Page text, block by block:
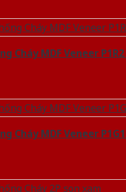
Cháy MDF Veneer
Cháy MDF Veneer